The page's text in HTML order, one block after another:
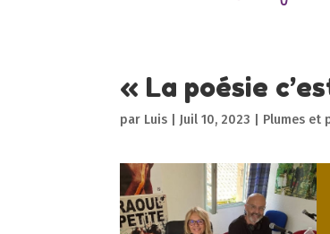
« La poésie
par Luis Juil 10, 2023 Plumes et